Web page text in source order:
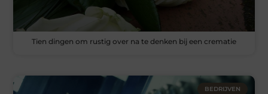
Tien dingen om rustig over na te denken bij een crematie
BEDRIJVEN